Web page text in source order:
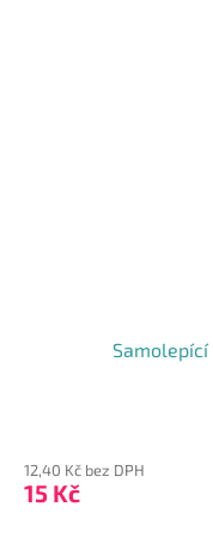
Samolepící
12,40 Kč bez DPH
15 Kč